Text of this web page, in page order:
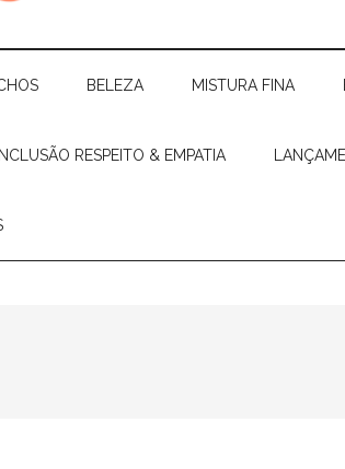
BELEZA MISTURA FINA
INCLUSÃO RESPEITO & EMPATIA